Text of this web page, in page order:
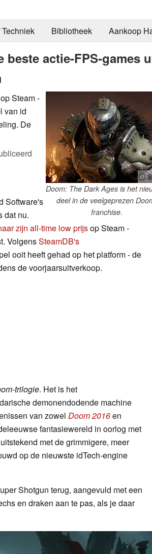
Techniek Bibliotheek Aankoop
actie-FPS-games
ⓘ
Doom: The Dark Ages is het
deel in de veelgeprezen
franchise.
Steam -
van id
De
Software's
dat nu.
zijn all-time low prijsop Steam -
VolgensSteamDB's
ooit heeft gehad op het platform - de
de voorjaarsuitverkoop.
trilogie. Het is het
demonendodende machine
van zowel Doom 2016en
fantasiewereld in oorlog met
met de grimmigere, meer
op de nieuwste idTech-engine
Shotgun terug, aangevuld met een
en draken aan te pas, als je daar